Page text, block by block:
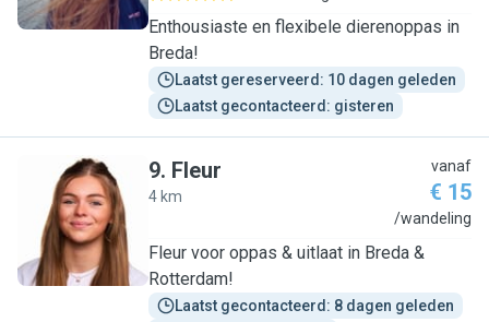
Enthousiaste en flexibele dierenoppas in
Breda!
Laatst gereserveerd: 10 dagen geleden
Laatst gecontacteerd: gisteren
F
9. Fleur
4 km
vanaf
€ 15
/wandeling
Fleur voor oppas & uitlaat in Breda &
Rotterdam!
Laatst gecontacteerd: 8 dagen geleden